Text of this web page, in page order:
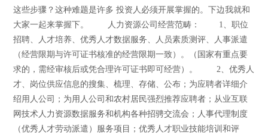
这些步骤？这种难题是许多 投资人必须开展掌握的。下边我就和
大家一起来掌握下。 人力资源公司经营范畴： 1、职位
招聘、人才培养、优秀人才数据服务、人员素质测评、人事派遣
（经营限期与许可证书核准的经营限期一致）。（国家有重点要
求的，需经审核后或凭合理许可证书即可经营）。 2、优秀人
才、岗位供应信息的搜集、梳理、存储、公布；为应聘者详细介
绍用人公司；为用人公司和农村居民强烈推荐应聘者；从业互联
网技术人力资源数据服务和机构各种招骋交流会；人事代理制度
（优秀人才劳动派遣）服务项目；优秀人才职业技能培训和评